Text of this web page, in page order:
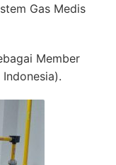
Gas Medis
Member